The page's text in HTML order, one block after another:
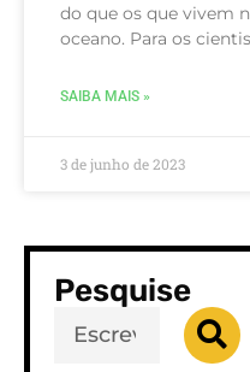
do que os que vivem
oceano. Para os
SAIBA MAIS »
3 de junho de 2023
Pesquise